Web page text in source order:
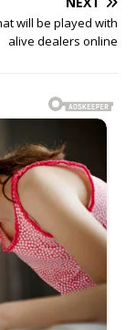
will be played with
alive dealers online